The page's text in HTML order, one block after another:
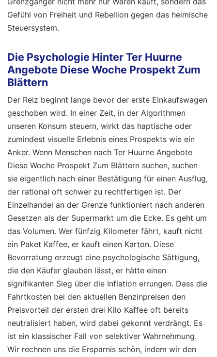
Gefühl von Freiheit und Rebellion gegen das heimische
Steuersystem.
Die Psychologie Hinter Ter Huurne
Angebote Diese Woche Prospekt Zum
Blättern
Der Reiz beginnt lange bevor der erste Einkaufswagen
geschoben wird. In einer Zeit, in der Algorithmen
unseren Konsum steuern, wirkt das haptische oder
zumindest visuelle Erlebnis eines Prospekts wie ein
Anker. Wenn Menschen nach Ter Huurne Angebote
Diese Woche Prospekt Zum Blättern suchen, suchen
sie eigentlich nach einer Bestätigung für einen Ausflug,
der rational oft schwer zu rechtfertigen ist. Der
Einzelhandel an der Grenze funktioniert nach anderen
Gesetzen als der Supermarkt um die Ecke. Es geht um
das Volumen. Wer fünfzig Kilometer fährt, kauft nicht
ein Paket Kaffee, er kauft einen Karton. Diese
Bevorratung erzeugt eine psychologische Sättigung,
die den Käufer glauben lässt, er hätte einen
signifikanten Sieg über die Inflation errungen. Dass die
Fahrtkosten bei den aktuellen Benzinpreisen den
Preisvorteil der ersten drei Kilo Kaffee oft bereits
neutralisiert haben, wird dabei gekonnt verdrängt. Es
ist ein klassischer Fall von selektiver Wahrnehmung.
Wir rechnen uns die Ersparnis schön, indem wir den